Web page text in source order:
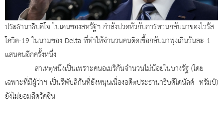
ประธานาธิบดีโจ ไบเดนของสหรัฐฯ กำลังปวดหัวกับการหวนกลับมาของไวรัส
โควิด-19 ในนามของ Delta ที่ทำให้จำนวนคนติดเชื้อกลับมาพุ่งเกินวันละ 1
แสนคนอีกครั้งหนึ่ง
สาเหตุหนึ่งเป็นเพราะคนอเมริกันจำนวนไม่น้อยในบางรัฐ (โดย
เฉพาะที่มีผู้ว่าฯ เป็นรีพับลิกันที่ยังหนุนเนื่องอดีตประธานาธิบดีโดนัลด์ ทรัมป์)
ยังไม่ยอมฉีดวัคซีน